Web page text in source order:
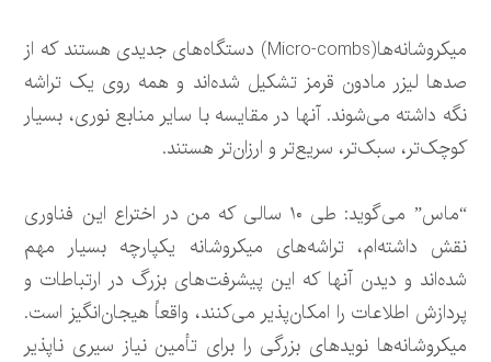
میکروشانه‌ها(Micro-combs) دستگاه‌های جدیدی هستند که از
صدها لیزر مادون قرمز تشکیل شده‌اند و همه روی یک تراشه
نگه داشته می‌شوند. آنها در مقایسه با سایر منابع نوری، بسیار
کوچک‌تر، سبک‌تر، سریع‌تر و ارزان‌تر هستند.
“ماس” می‌گوید: طی ۱۰ سالی که من در اختراع این فناوری
نقش داشته‌ام، تراشه‌های میکروشانه یکپارچه بسیار مهم
شده‌اند و دیدن آنها که این پیشرفت‌های بزرگ در ارتباطات و
پردازش اطلاعات را امکان‌پذیر می‌کنند، واقعاً هیجان‌انگیز است.
میکروشانه‌ها نویدهای بزرگی را برای تأمین نیاز سیری ناپذیر